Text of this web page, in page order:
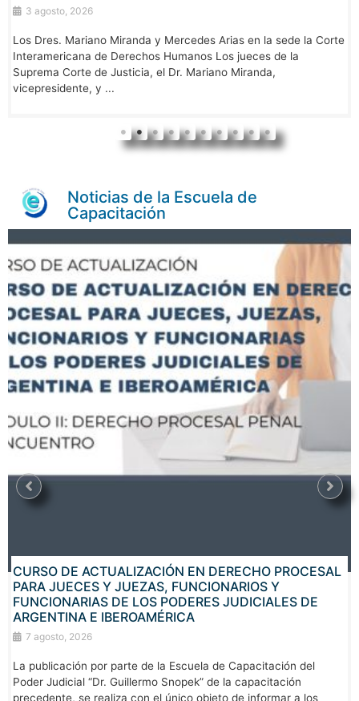
3 agosto, 2026
Los Dres. Mariano Miranda y Mercedes Arias en la sede la Corte
Interamericana de Derechos Humanos Los jueces de la
Suprema Corte de Justicia, el Dr. Mariano Miranda,
vicepresidente, y ...
Noticias de la Escuela de
Capacitación
CURSO DE ACTUALIZACIÓN EN DERECHO PROCESAL
PARA JUECES Y JUEZAS, FUNCIONARIOS Y
FUNCIONARIAS DE LOS PODERES JUDICIALES DE
ARGENTINA E IBEROAMÉRICA
7 agosto, 2026
La publicación por parte de la Escuela de Capacitación del
Poder Judicial “Dr. Guillermo Snopek” de la capacitación
precedente, se realiza con el único objeto de informar a los